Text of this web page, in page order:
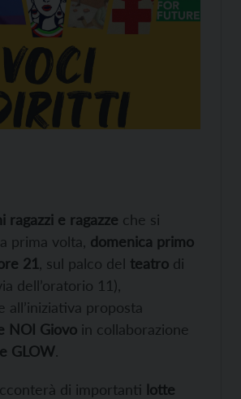
ragazzi e ragazze che si
prima volta, domenica primo
21 , sul palco del teatro di
dell’oratorio 11),
all’iniziativa proposta
NOI Giovo in collaborazione
GLOW.
di importanti lotte